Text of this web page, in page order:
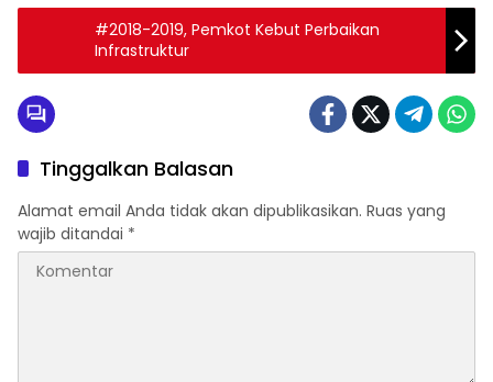
#2018-2019, Pemkot Kebut Perbaikan
Infrastruktur
Tinggalkan Balasan
Alamat email Anda tidak akan dipublikasikan. Ruas yang
wajib ditandai *